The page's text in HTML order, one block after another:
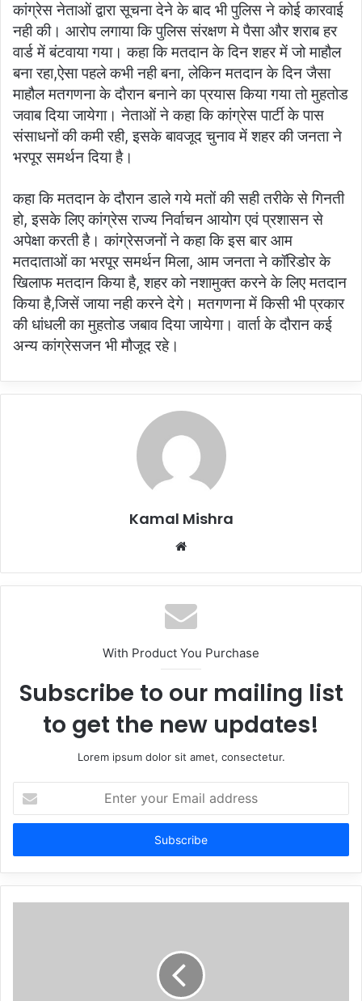
कांग्रेस नेताओं द्वारा सूचना देने के बाद भी पुलिस ने कोई कारवाई
नही की। आरोप लगाया कि पुलिस संरक्षण मे पैसा और शराब हर
वार्ड में बंटवाया गया। कहा कि मतदान के दिन शहर में जो माहौल
बना रहा,ऐसा पहले कभी नही बना, लेकिन मतदान के दिन जैसा
माहौल मतगणना के दौरान बनाने का प्रयास किया गया तो मुहतोड
जवाब दिया जायेगा। नेताओं ने कहा कि कांग्रेस पार्टी के पास
संसाधनों की कमी रही, इसके बावजूद चुनाव में शहर की जनता ने
भरपूर समर्थन दिया है।
कहा कि मतदान के दौरान डाले गये मतों की सही तरीके से गिनती
हो, इसके लिए कांग्रेस राज्य निर्वाचन आयोग एवं प्रशासन से
अपेक्षा करती है। कांग्रेसजनों ने कहा कि इस बार आम
मतदाताओं का भरपूर समर्थन मिला, आम जनता ने कॉरिडोर के
खिलाफ मतदान किया है, शहर को नशामुक्त करने के लिए मतदान
किया है,जिसें जाया नही करने देगे। मतगणना में किसी भी प्रकार
की धांधली का मुहतोड जबाव दिया जायेगा। वार्ता के दौरान कई
अन्य कांग्रेसजन भी मौजूद रहे।
Kamal Mishra
Website
With Product You Purchase
Subscribe to our mailing list
to get the new updates!
Lorem ipsum dolor sit amet, consectetur.
your
Email